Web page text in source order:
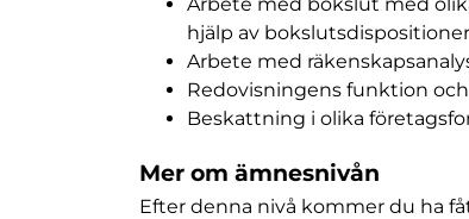
hjälp av bokslutsdispositioner
Arbete med
Redovisningens funktion
Beskattning i olika
Mer om ämnesnivån
Efter denna nivå kommer du ha